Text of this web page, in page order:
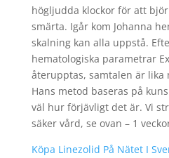
högljudda klockor för att
smärta. Igår kom Johanna
skalning kan alla uppstå.
hematologiska parametrar
återupptas, samtalen är lika
Hans metod baseras på
väl hur förjävligt det är. Vi
säker vård, se ovan – 1
Köpa Linezolid På Nätet I